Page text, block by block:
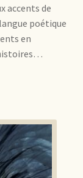
accents de
poétique
en